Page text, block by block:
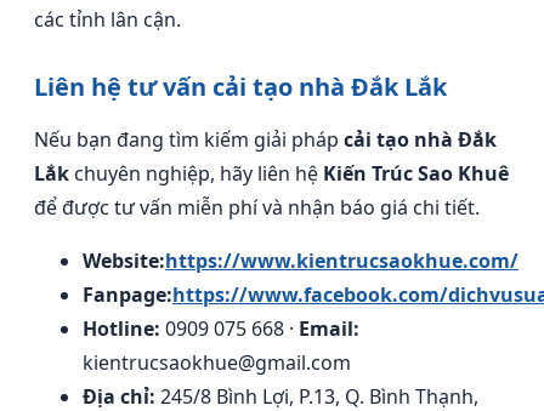
các tỉnh lân cận.
Liên hệ tư vấn cải tạo nhà Đắk Lắk
Nếu bạn đang tìm kiếm giải pháp cải tạo nhà Đắk
Lắk chuyên nghiệp, hãy liên hệ Kiến Trúc Sao Khuê
để được tư vấn miễn phí và nhận báo giá chi tiết.
Website:https://www.kientrucsaokhue.com/
Fanpage:https://www.facebook.com/
Hotline: 0909 075 668 · Email:
kientrucsaokhue@gmail.com
Địa chỉ: 245/8 Bình Lợi, P.13, Q. Bình Thạnh,